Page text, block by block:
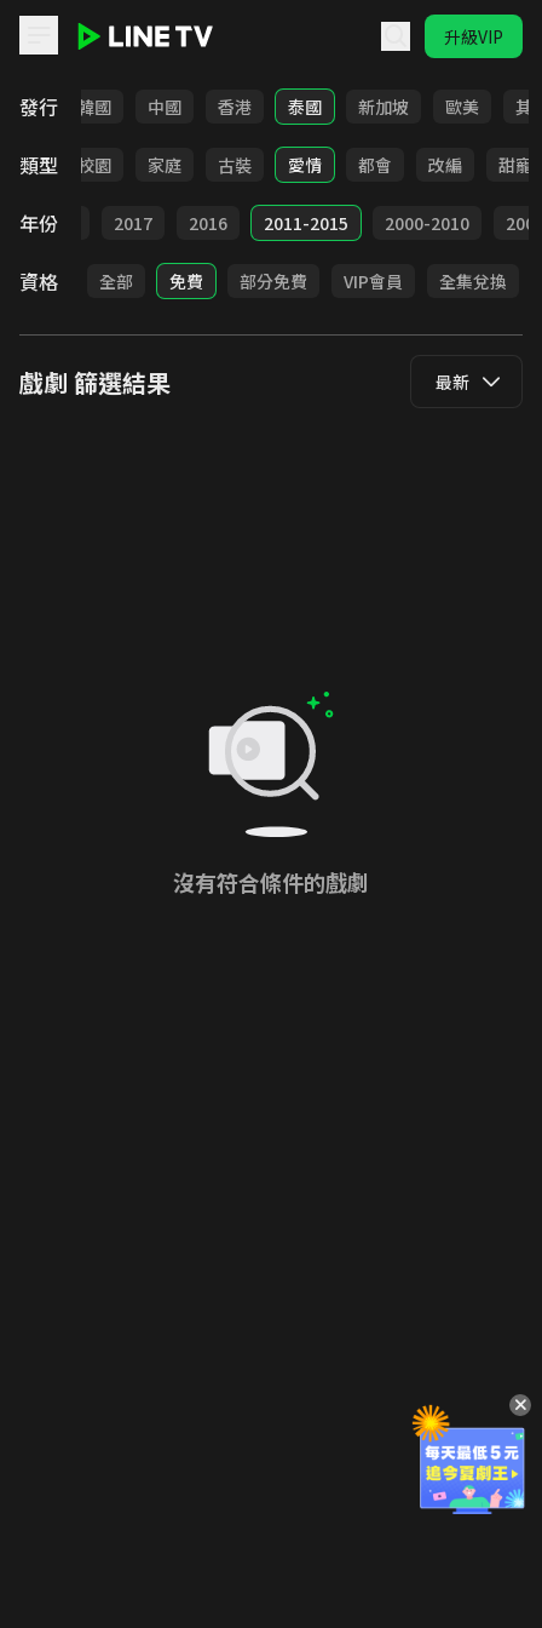
升級VIP
發行
日本 韓國 中國 香港 泰國 新加坡 歐美 其
類型
職場 校園 家庭 古裝 愛情 都會 改編 甜寵
年份
2018 2017 2016 2011-2015 2000-2010
資格 全部 免費 部分免費 VIP會員 全集兌換
戲劇 篩選結果 最新
沒有符合條件的戲劇